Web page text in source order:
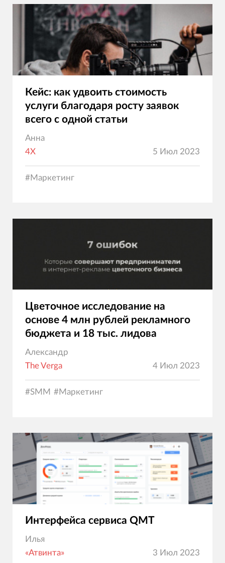
Кейс: как удвоить стоимость
услуги благодаря росту заявок
всего с одной статьи
Анна
4X
5 Июл 2023
#Маркетинг
Цветочное исследование на
основе 4 млн рублей рекламного
бюджета и 18 тыс. лидова
Александр
The Verga
4 Июл 2023
#SMM #Маркетинг
Интерфейса сервиса QMT
Илья
«Атвинта»
3 Июл 2023